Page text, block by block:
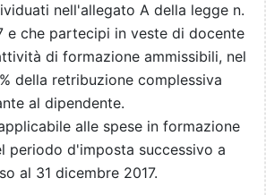
nell'allegato A della legge n.
e che partecipi in veste di docente
di formazione ammissibili, nel
della retribuzione complessiva
al dipendente.
alle spese in formazione
periodo d'imposta successivo a
al 31 dicembre 2017.